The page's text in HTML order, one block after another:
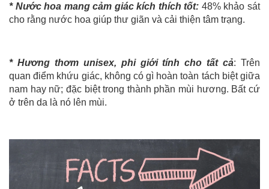
* Nước hoa mang cảm giác kích thích tốt: 48% khảo sát
cho rằng nước hoa giúp thư giãn và cải thiện tâm trạng.
* Hương thơm unisex, phi giới tính cho tất cả: Trên
quan điểm khứu giác, không có gì hoàn toàn tách biệt giữa
nam hay nữ; đặc biệt trong thành phần mùi hương. Bất cứ
ở trên da là nó lên mùi.